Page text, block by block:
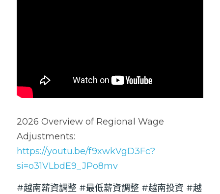
2026 Overview of Regional Wage
https://youtu.be/f9xwkVgD3Fc?
si=o31VLbdE9_JPo8mv
#越南薪資調整 #最低薪資調整 #越南投資 #越